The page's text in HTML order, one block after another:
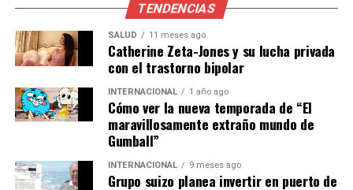
España son optimistas. Se espera que el sector continúe
creciendo, impulsado por la diversificación de la oferta
turística y la mejora de la infraestructura. Además, la
innovación tecnológica y el enfoque en el turismo
sostenible serán clave para mantener la competitividad
del país como destino turístico líder.
El profesor de economía turística, Juan Pérez, señaló
que“la clave para el futuro del turismo en España
será equilibrar el crecimiento con la sostenibilidad,
TENDENCIAS
SALUD 11 meses ago
Catherine Zeta-Jones y su lucha privada
con el trastorno bipolar
INTERNACIONAL 1 año ago
Cómo ver la nueva temporada de “El
maravillosamente extraño mundo de
Gumball”
INTERNACIONAL 9 meses ago
Grupo suizo planea invertir en puerto de